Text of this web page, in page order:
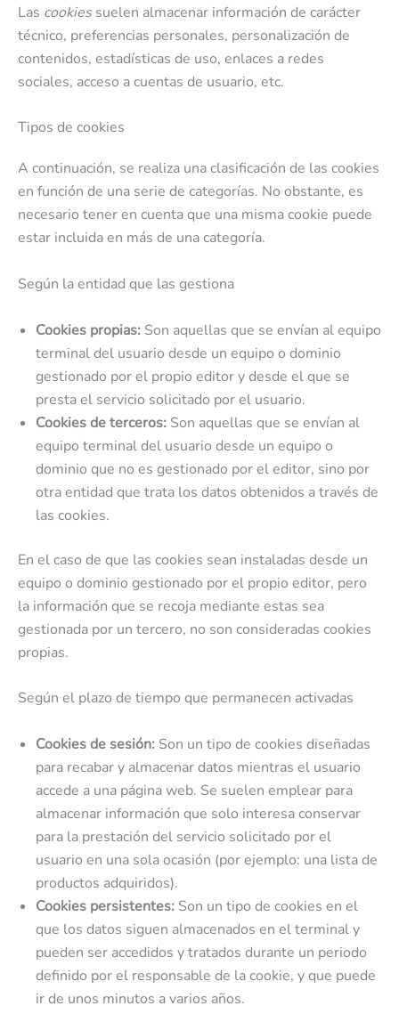
Las cookiessuelen almacenar información de carácter
técnico, preferencias personales, personalización de
contenidos, estadísticas de uso, enlaces a redes
sociales, acceso a cuentas de usuario, etc.
Tipos de cookies
A continuación, se realiza una clasificación de las cookies
en función de una serie de categorías. No obstante, es
necesario tener en cuenta que una misma cookie puede
estar incluida en más de una categoría.
Según la entidad que las gestiona
Cookies propias: Son aquellas que se envían al equipo
terminal del usuario desde un equipo o dominio
gestionado por el propio editor y desde el que se
presta el servicio solicitado por el usuario.
Cookies de terceros: Son aquellas que se envían al
equipo terminal del usuario desde un equipo o
dominio que no es gestionado por el editor, sino por
otra entidad que trata los datos obtenidos a través de
las cookies.
En el caso de que las cookies sean instaladas desde un
equipo o dominio gestionado por el propio editor, pero
la información que se recoja mediante estas sea
gestionada por un tercero, no son consideradas cookies
propias.
Según el plazo de tiempo que permanecen activadas
Cookies de sesión: Son un tipo de cookies diseñadas
para recabar y almacenar datos mientras el usuario
accede a una página web. Se suelen emplear para
almacenar información que solo interesa conservar
para la prestación del servicio solicitado por el
usuario en una sola ocasión (por ejemplo: una lista de
productos adquiridos).
Cookies persistentes: Son un tipo de cookies en el
que los datos siguen almacenados en el terminal y
pueden ser accedidos y tratados durante un periodo
definido por el responsable de la cookie, y que puede
ir de unos minutos a varios años.